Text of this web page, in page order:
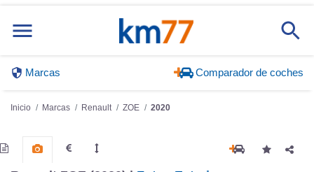
Marcas Comparador de coches
Inicio Marcas Renault ZOE 2020